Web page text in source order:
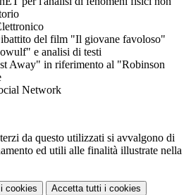
del film "Il giovane favoloso"
e analisi di testi
Away" in riferimento al "Robinson
Network
da questo utilizzati si avvalgono di
ed utili alle finalità illustrate nella
i cookies Accetta tutti i cookies